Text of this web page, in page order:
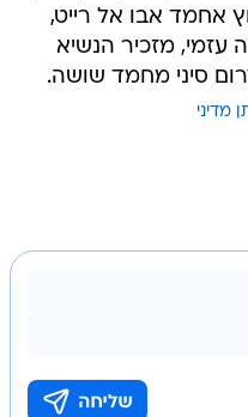
אחמד אבו אל רייט,
עזמי, מזכיר הנשיא
סיני מחמד שושה.
מדיני